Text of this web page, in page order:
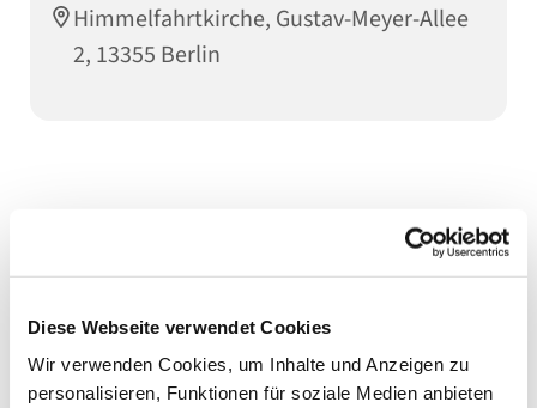
Diese Webseite verwendet Cookies
Wir verwenden Cookies, um Inhalte und Anzeigen zu
personalisieren, Funktionen für soziale Medien anbieten
Himmelfahrtkirche, Gustav-Meyer-Allee
2, 13355 Berlin